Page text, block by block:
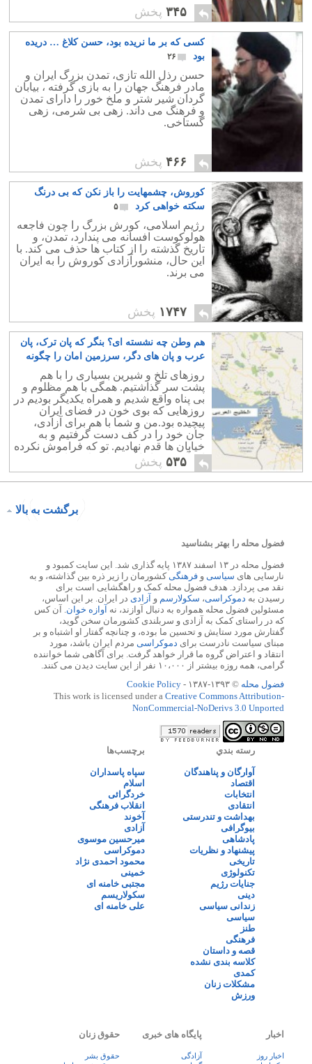
۳۴۵ پخش
کسی که بر ما نریده بود، حسن کلاغ … دریده
بود
۲۶
حسن رذل الله تازی، تمدن بزرگ ایران و
مادر فرهنگ جهان را به بازی گرفته ، بیابان
گردان شیر شتر و ملخ خور را دارای تمدن
و فرهنگ می داند. زهی بی شرمی، زهی
گستاخی.
۴۶۶ پخش
کوروش، چشمهایت را باز نکن که بی درنگ
سکته خواهی کرد
۵
رژیم اسلامی، کورش بزرگ را چون فاجعه
هولوکوست افسانه می پندارد، تمدن، و
تاریخ گذشته را از کتاب ها حذف می کند. با
این حال، منشورآزادی کوروش را به ایران
می برند.
۱۷۴۷ پخش
هم وطن چه نشسته ای؟ بنگر که پان ترک، پان
عرب و پان های دگر، سرزمین امان را چگونه
پاره پاره می کنند
روزهای تلخ و شیرین بسیاری را با هم
پشت سر گذاشتیم. همگی با هم مظلوم و
بی پناه واقع شدیم و همراه یکدیگر بودیم در
روزهایی که بوی خون در فضای ایران
پیچیده بود.من و شما با هم برای آزادی،
جان خود را در کف دست گرفتیم و به
خیابان ها قدم نهادیم. تو که فراموش نکرده
ای آن روزها را ای خواهر،ای برادر؟
۵۳۵ پخش
برگشت به بالا
فضول محله را بهتر بشناسید
فضول محله در ۱۳ اسفند ۱۳۸۷ پایه گذاری شد. این سایت کمبود و
نارسایی های سیاسی و فرهنگیکشورمان را زیر ذره بین گذاشته، و به
نقد می پردازد. هدف فضول محله کمک و راهگشایی است برای
رسیدن به دموکراسی، سکولارسم و آزادی در ایران. بر این اساس،
مسئولین فضول محله همواره به دنبال آوازند، نه آوازه خوان. آن کس
که در راستای کمک به آزادی و سربلندی کشورمان سخن گوید،
گفتارش مورد ستایش و تحسین ما بوده، و چنانچه گفتار او اشتباه و بر
مبنای سیاست نادرست برای دموکراسی مردم ایران باشد، مورد
انتقاد و اعتراض گروه ما قرار خواهد گرفت. برای آگاهی شما خواننده
گرامی، همه روزه بیشتر از ۱۰،۰۰۰ نفر از این سایت دیدن می کنند.
فضول محله © ۱۳۹۳-۱۳۸۷ -
Cookie Policy
This work is licensed under a Creative Commons Attribution-
NonCommercial-NoDerivs 3.0 Unported
رسته بندي
آوارگان و پناهندگان
اقتصاد
انتخابات
انتقادی
بهداشت و تندرستی
بیوگرافی
پادشاهی
پیشنهاد و نظریات
تاریخی
تکنولوژی
جنایات رژیم
دینی
زندانی سیاسی
سیاسی
طنز
فرهنگی
قصه و داستان
کلاسه بندی نشده
کمدی
مشکلات زنان
ورزش
برچسب‌ها
سپاه پاسداران
اسلام
خردگرائی
انقلاب فرهنگی
آخوند
آزادی
میرحسین موسوی
دموکراسی
محمود احمدی نژاد
خمینی
مجتبی خامنه ای
سکولاریسم
علی خامنه ای
اخبار
اخبار روز
پایگاه های خبری
آزادگی
حقوق زنان
حقوق بشر